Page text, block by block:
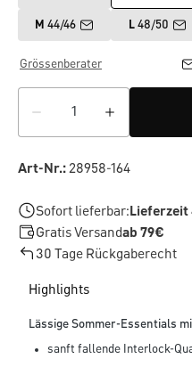
M 44/46 L48/50
Grössenberater
Art-Nr.:28958-164
Sofort lieferbar:Lieferzeit
Gratis Versandab 79€
30 Tage Rückgaberecht
Highlights
Lässige Sommer-Essentials
sanft fallende Interlock-